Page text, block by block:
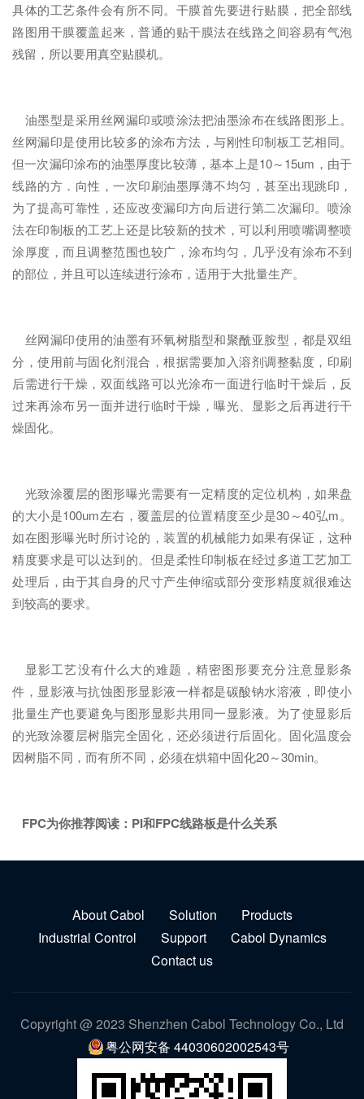
具体的工艺条件会有所不同。干膜首先要进行贴膜，把全部线
路图用干膜覆盖起来，普通的贴干膜法在线路之间容易有气泡
残留，所以要用真空贴膜机。
油墨型是采用丝网漏印或喷涂法把油墨涂布在线路图形上。
丝网漏印是使用比较多的涂布方法，与刚性印制板工艺相同。
但一次漏印涂布的油墨厚度比较薄，基本上是10～15um，由于
线路的方．向性，一次印刷油墨厚薄不均匀，甚至出现跳印，
为了提高可靠性，还应改变漏印方向后进行第二次漏印。喷涂
法在印制板的工艺上还是比较新的技术，可以利用喷嘴调整喷
涂厚度，而且调整范围也较广，涂布均匀，几乎没有涂布不到
的部位，并且可以连续进行涂布，适用于大批量生产。
丝网漏印使用的油墨有环氧树脂型和聚酰亚胺型，都是双组
分，使用前与固化剂混合，根据需要加入溶剂调整黏度，印刷
后需进行干燥，双面线路可以光涂布一面进行临时干燥后，反
过来再涂布另一面并进行临时干燥，曝光、显影之后再进行干
燥固化。
光致涂覆层的图形曝光需要有一定精度的定位机构，如果盘
的大小是100um左右，覆盖层的位置精度至少是30～40弘m。
如在图形曝光时所讨论的，装置的机械能力如果有保证，这种
精度要求是可以达到的。但是柔性印制板在经过多道工艺加工
处理后，由于其自身的尺寸产生伸缩或部分变形精度就很难达
到较高的要求。
显影工艺没有什么大的难题，精密图形要充分注意显影条
件，显影液与抗蚀图形显影液一样都是碳酸钠水溶液，即使小
批量生产也要避免与图形显影共用同一显影液。为了使显影后
的光致涂覆层树脂完全固化，还必须进行后固化。固化温度会
因树脂不同，而有所不同，必须在烘箱中固化20～30min。
FPC为你推荐阅读： PI和FPC线路板是什么关系
About Cabol Solution
Products
Industrial Control
Support
Cabol Dynamics
Contact us
Copyright @ 2023 Shenzhen Cabol Technology Co., Ltd
粤公网安备 44030602002543号